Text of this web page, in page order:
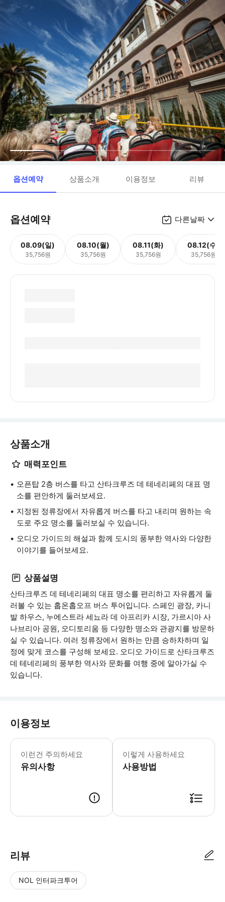
옵션예약 상품소개 이용정보 리뷰
옵션예약 다른날짜
08.09(일)
35,756원
08.10(월)
35,756원
08.11(화)
35,756원
08.12(수)
35,756원
상품소개
매력포인트
오픈탑 2층 버스를 타고 산타크루즈 데 테네리페의 대표 명
소를 편안하게 둘러보세요.
지정된 정류장에서 자유롭게 버스를 타고 내리며 원하는 속
도로 주요 명소를 둘러보실 수 있습니다.
오디오 가이드의 해설과 함께 도시의 풍부한 역사와 다양한
이야기를 들어보세요.
상품설명
산타크루즈 데 테네리페의 대표 명소를 편리하고 자유롭게 둘
러볼 수 있는 홉온홉오프 버스 투어입니다. 스페인 광장, 카니
발 하우스, 누에스트라 세뇨라 데 아프리카 시장, 가르시아 사
나브리아 공원, 오디토리움 등 다양한 명소와 관광지를 방문하
실 수 있습니다. 여러 정류장에서 원하는 만큼 승하차하며 일
정에 맞게 코스를 구성해 보세요. 오디오 가이드로 산타크루즈
데 테네리페의 풍부한 역사와 문화를 여행 중에 알아가실 수
있습니다.
이용정보
이런건 주의하세요
유의사항
어린이 규정: - 7세 미만 어린이는 무
이렇게 사용하세요
사용방법
리뷰
NOL 인터파크투어